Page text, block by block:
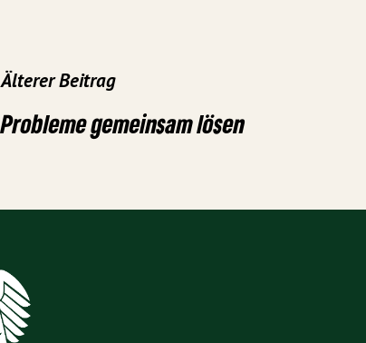
Älterer Beitrag
Probleme gemeinsam lösen